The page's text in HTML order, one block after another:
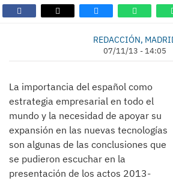
REDACCIÓN,
07/11/13 - 14:05
La importancia del español como
estrategia empresarial en todo el
mundo y la necesidad de apoyar su
expansión en las nuevas tecnologías
son algunas de las conclusiones que
se pudieron escuchar en la
presentación de los actos 2013-